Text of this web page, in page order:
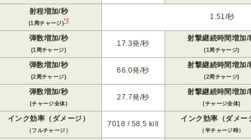
射程増加/秒
(1周チャージ)*2 1.51/秒
弾数増加/秒
(1周チャージ)
17.3発/秒
射撃継続時間増加/
(1周チャージ)
弾数増加/秒
(2周チャージ)
66.0発/秒
射撃継続時間増加/
(2周チャージ)
弾数増加/秒
(チャージ全体)
27.7発/秒
射撃継続時間増加/
(チャージ全体)
インク効率（ダメージ）
（フルチャージ）
7018 / 58.5 kill
インク効率（ダメー
（半チャージ時）